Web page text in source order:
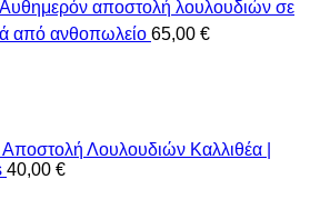
αποστολή λουλουδιών σε
από ανθοπωλείο 65,00 €
Αποστολή Λουλουδιών Καλλιθέα |
40,00 €